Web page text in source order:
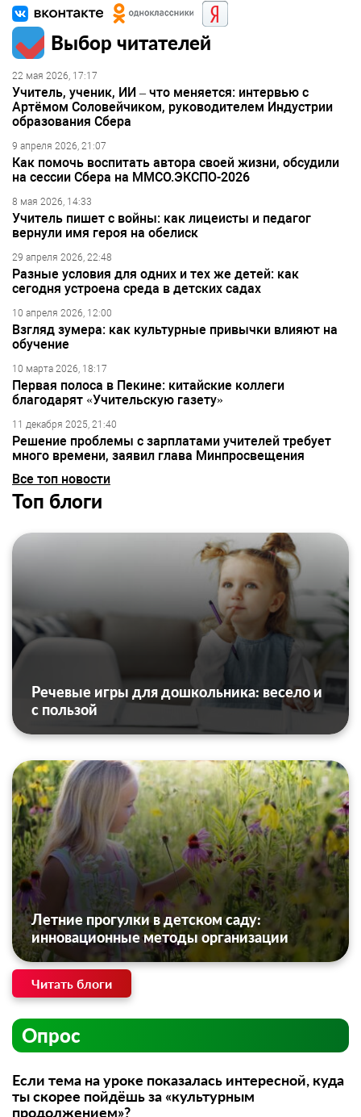
Выбор читателей
22 мая 2026, 17:17
Учитель, ученик, ИИ – что меняется: интервью с
Артёмом Соловейчиком, руководителем Индустрии
образования Сбера
9 апреля 2026, 21:07
Как помочь воспитать автора своей жизни, обсудили
на сессии Сбера на ММСО.ЭКСПО-2026
8 мая 2026, 14:33
Учитель пишет с войны: как лицеисты и педагог
вернули имя героя на обелиск
29 апреля 2026, 22:48
Разные условия для одних и тех же детей: как
сегодня устроена среда в детских садах
10 апреля 2026, 12:00
Взгляд зумера: как культурные привычки влияют на
обучение
10 марта 2026, 18:17
Первая полоса в Пекине: китайские коллеги
благодарят «Учительскую газету»
11 декабря 2025, 21:40
Решение проблемы с зарплатами учителей требует
много времени, заявил глава Минпросвещения
Все топ новости
Топ блоги
Речевые игры для дошкольника: весело и
с пользой
Летние прогулки в детском саду:
инновационные методы организации
Читать блоги
Опрос
Если тема на уроке показалась интересной, куда
ты скорее пойдёшь за «культурным
продолжением»?